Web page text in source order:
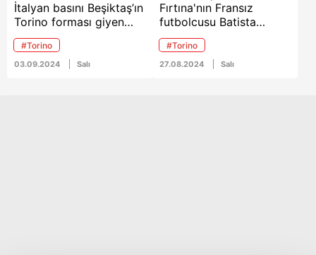
İtalyan basını Beşiktaş’ın
Torino forması giyen
Fransız ön libero için
görüşmelere başladığını
öne sürdü.
#Torino
03.09.2024 Salı
Fırtına'nın Fransız
futbolcusu Batista
Mendy için İtalyan ekibi
Torino harekete
geçmişti. İtalyan ekibinin
#Torino
27.08.2024 Salı